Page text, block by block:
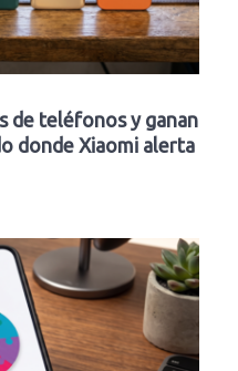
de teléfonos y ganan
donde Xiaomi alerta